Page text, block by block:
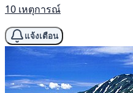
10 เหตุการณ์
แจ้งเตือน